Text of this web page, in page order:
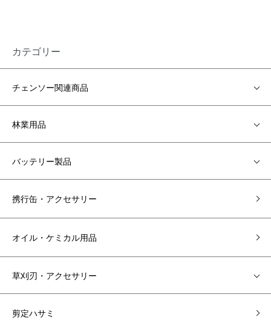
カテゴリー
チェンソー関連商品
林業用品
バッテリー製品
携行缶・アクセサリー
オイル・ケミカル用品
草刈刃・アクセサリー
剪定ハサミ